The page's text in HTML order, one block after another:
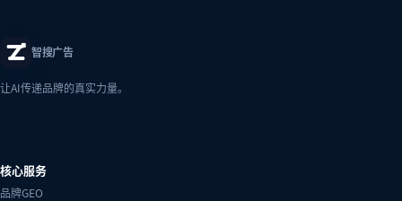
智搜广告
让AI传递品牌的真实力量。
核心服务
品牌GEO